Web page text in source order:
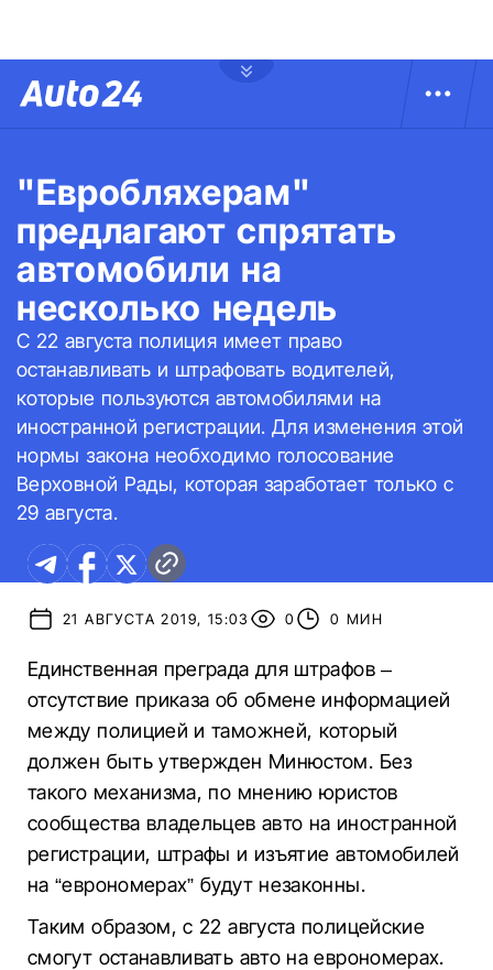
"Евробляхерам"
предлагают спрятать
автомобили на
несколько недель
С 22 августа полиция имеет право
останавливать и штрафовать водителей,
которые пользуются автомобилями на
иностранной регистрации. Для изменения этой
нормы закона необходимо голосование
Верховной Рады, которая заработает только с
29 августа.
21 АВГУСТА 2019, 15:03 0 0 МИН
Единственная преграда для штрафов –
отсутствие приказа об обмене информацией
между полицией и таможней, который
должен быть утвержден Минюстом. Без
такого механизма, по мнению юристов
сообщества владельцев авто на иностранной
регистрации, штрафы и изъятие автомобилей
на “еврономерах” будут незаконны.
Таким образом, с 22 августа полицейские
смогут останавливать авто на еврономерах.